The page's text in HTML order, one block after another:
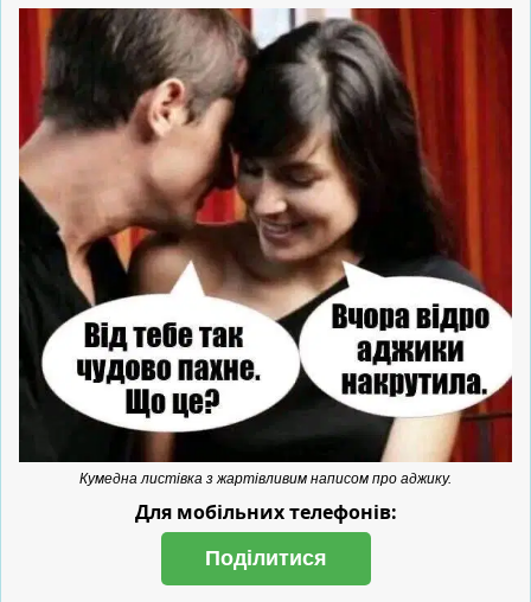
Кумедна листівка з жартівливим написом про аджику.
Для мобільних телефонів:
Поділитися